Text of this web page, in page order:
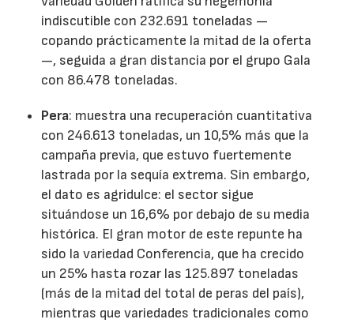
indiscutible con 232.691 toneladas —
copando prácticamente la mitad de la oferta
—, seguida a gran distancia por el grupo Gala
con 86.478 toneladas.
Pera: muestra una recuperación cuantitativa
con 246.613 toneladas, un 10,5% más que la
campaña previa, que estuvo fuertemente
lastrada por la sequía extrema. Sin embargo,
el dato es agridulce: el sector sigue
situándose un 16,6% por debajo de su media
histórica. El gran motor de este repunte ha
sido la variedad Conferencia, que ha crecido
un 25% hasta rozar las 125.897 toneladas
(más de la mitad del total de peras del país),
mientras que variedades tradicionales como